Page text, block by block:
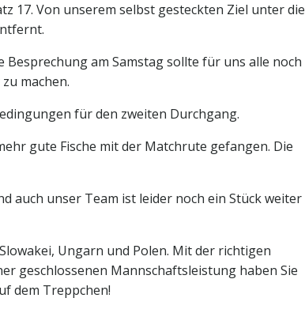
17. Von unserem selbst gesteckten Ziel unter die
am Samstag sollte für uns alle noch
machen.
für den zweiten Durchgang.
gute Fische mit der Matchrute gefangen. Die
auch unser Team ist leider noch ein Stück weiter
Ungarn und Polen. Mit der richtigen
geschlossenen Mannschaftsleistung haben Sie
dem Treppchen!